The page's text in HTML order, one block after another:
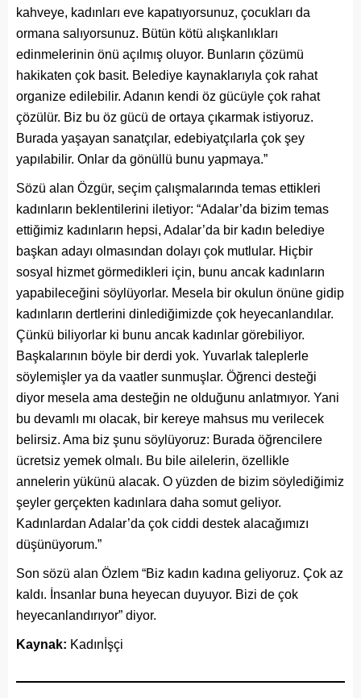
kahveye, kadınları eve kapatıyorsunuz, çocukları da
ormana salıyorsunuz. Bütün kötü alışkanlıkları
edinmelerinin önü açılmış oluyor. Bunların çözümü
hakikaten çok basit. Belediye kaynaklarıyla çok rahat
organize edilebilir. Adanın kendi öz gücüyle çok rahat
çözülür. Biz bu öz gücü de ortaya çıkarmak istiyoruz.
Burada yaşayan sanatçılar, edebiyatçılarla çok şey
yapılabilir. Onlar da gönüllü bunu yapmaya.”
Sözü alan Özgür, seçim çalışmalarında temas ettikleri
kadınların beklentilerini iletiyor: “Adalar’da bizim temas
ettiğimiz kadınların hepsi, Adalar’da bir kadın belediye
başkan adayı olmasından dolayı çok mutlular. Hiçbir
sosyal hizmet görmedikleri için, bunu ancak kadınların
yapabileceğini söylüyorlar. Mesela bir okulun önüne gidip
kadınların dertlerini dinlediğimizde çok heyecanlandılar.
Çünkü biliyorlar ki bunu ancak kadınlar görebiliyor.
Başkalarının böyle bir derdi yok. Yuvarlak taleplerle
söylemişler ya da vaatler sunmuşlar. Öğrenci desteği
diyor mesela ama desteğin ne olduğunu anlatmıyor. Yani
bu devamlı mı olacak, bir kereye mahsus mu verilecek
belirsiz. Ama biz şunu söylüyoruz: Burada öğrencilere
ücretsiz yemek olmalı. Bu bile ailelerin, özellikle
annelerin yükünü alacak. O yüzden de bizim söylediğimiz
şeyler gerçekten kadınlara daha somut geliyor.
Kadınlardan Adalar’da çok ciddi destek alacağımızı
düşünüyorum.”
Son sözü alan Özlem “Biz kadın kadına geliyoruz. Çok az
kaldı. İnsanlar buna heyecan duyuyor. Bizi de çok
heyecanlandırıyor” diyor.
Kaynak: Kadınİşçi